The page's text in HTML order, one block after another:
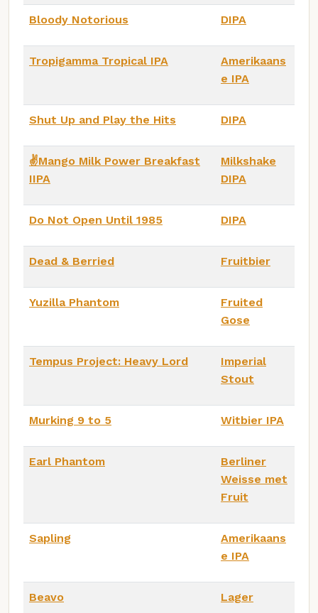
Bloody Notorious DIPA
Tropigamma Tropical IPA
Amerikaans
e IPA
Shut Up and Play the Hits DIPA
✌️Mango Milk Power Breakfast
IIPA
Milkshake
DIPA
Do Not Open Until 1985 DIPA
Dead & Berried Fruitbier
Yuzilla Phantom
Fruited
Gose
Tempus Project: Heavy Lord
Imperial
Stout
Murking 9 to 5 Witbier IPA
Earl Phantom
Berliner
Weisse met
Fruit
Sapling
Amerikaans
e IPA
Beavo Lager